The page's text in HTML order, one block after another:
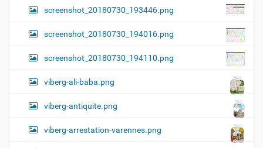
screenshot_20180730_193446.png
screenshot_20180730_194016.png
screenshot_20180730_194110.png
viberg-ali-baba.png
viberg-antiquite.png
viberg-arrestation-varennes.png